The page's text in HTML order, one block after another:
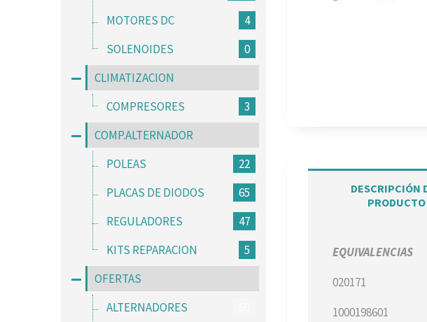
MOTORES DC
4
SOLENOIDES
0
CLIMATIZACION
COMPRESORES
3
COMP.ALTERNADOR
POLEAS
22
PLACAS DE DIODOS
65
REGULADORES
47
KITS REPARACION
5
OFERTAS
ALTERNADORES
DESCRIPCIÓN
PRODUCTO
EQUIVALENCIAS
020171
1000198601